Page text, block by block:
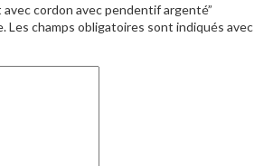
cordon avec pendentif argenté”
Les champs obligatoires sont indiqués avec